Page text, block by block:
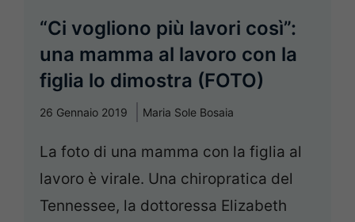
“Ci vogliono più lavori così”:
una mamma al lavoro con la
figlia lo dimostra (FOTO)
26 Gennaio 2019 Maria Sole Bosaia
La foto di una mamma con la figlia al
lavoro è virale. Una chiropratica del
Tennessee, la dottoressa Elizabeth